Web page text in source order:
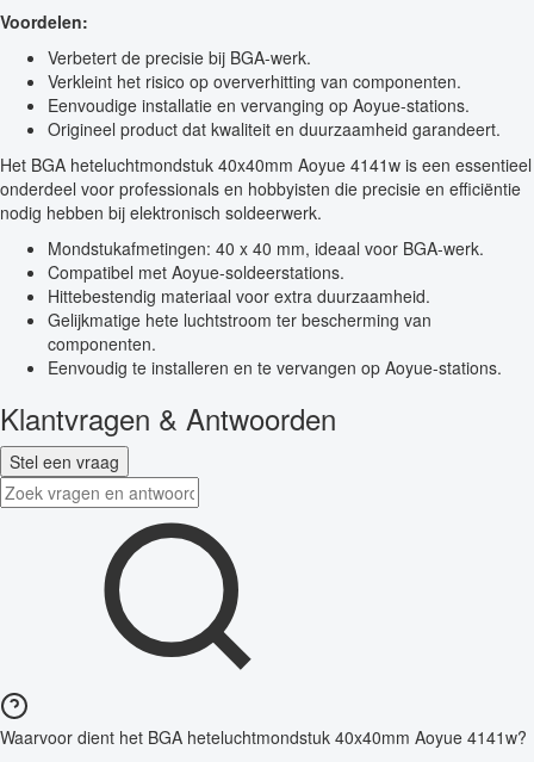
Voordelen:
Verbetert de precisie bij BGA-werk.
Verkleint het risico op oververhitting van componenten.
Eenvoudige installatie en vervanging op Aoyue-stations.
Origineel product dat kwaliteit en duurzaamheid garandeert.
Het BGA heteluchtmondstuk 40x40mm Aoyue 4141w is een essentieel
onderdeel voor professionals en hobbyisten die precisie en efficiëntie
nodig hebben bij elektronisch soldeerwerk.
Mondstukafmetingen: 40 x 40 mm, ideaal voor BGA-werk.
Compatibel met Aoyue-soldeerstations.
Hittebestendig materiaal voor extra duurzaamheid.
Gelijkmatige hete luchtstroom ter bescherming van
componenten.
Eenvoudig te installeren en te vervangen op Aoyue-stations.
Klantvragen & Antwoorden
Stel een vraag
Waarvoor dient het BGA heteluchtmondstuk 40x40mm Aoyue 4141w?